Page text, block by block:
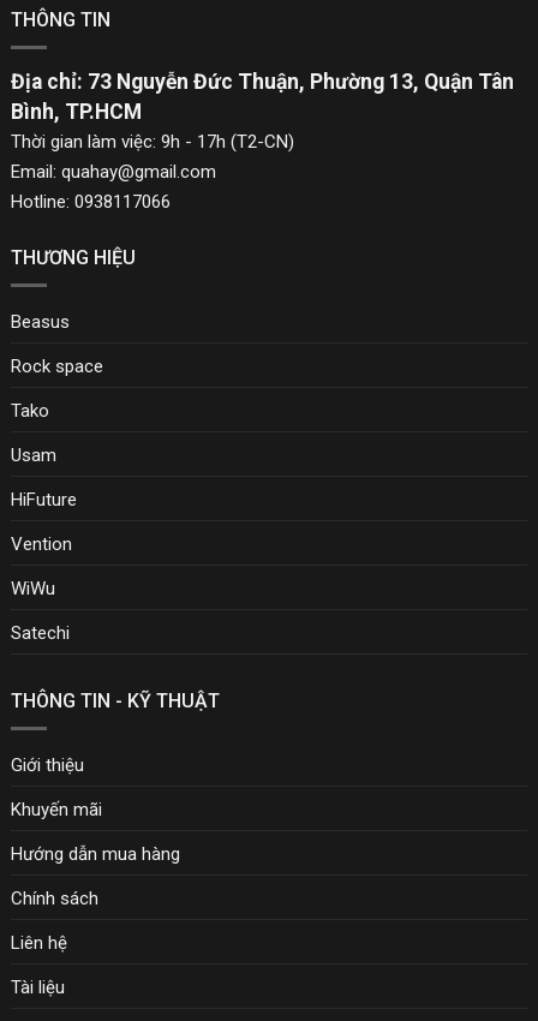
THÔNG TIN
Địa chỉ: 73 Nguyễn Đức Thuận, Phường 13, Quận Tân
Bình, TP.HCM
Thời gian làm việc: 9h - 17h (T2-CN)
Email: quahay@gmail.com
Hotline: 0938117066
THƯƠNG HIỆU
Beasus
Rock space
Tako
Usam
HiFuture
Vention
WiWu
Satechi
THÔNG TIN - KỸ THUẬT
Giới thiệu
Khuyến mãi
Hướng dẫn mua hàng
Chính sách
Liên hệ
Tài liệu